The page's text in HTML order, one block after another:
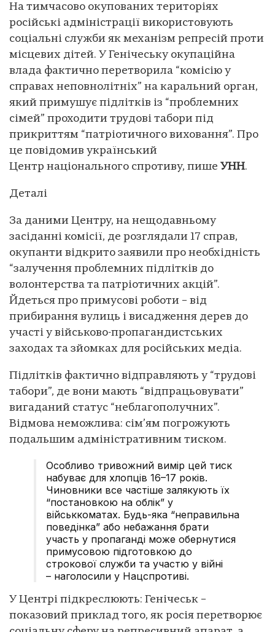
На тимчасово окупованих територіях
російські адміністрації використовують
соціальні служби як механізм репресій проти
місцевих дітей. У Генічеську окупаційна
влада фактично перетворила “комісію у
справах неповнолітніх” на каральний орган,
який примушує підлітків із “проблемних
сімей” проходити трудові табори під
прикриттям “патріотичного виховання”. Про
це повідомив український
Центр національного спротиву, пише УНН.
Деталі
За даними Центру, на нещодавньому
засіданні комісії, де розглядали 17 справ,
окупанти відкрито заявили про необхідність
“залучення проблемних підлітків до
волонтерства та патріотичних акцій”.
Йдеться про примусові роботи – від
прибирання вулиць і висадження дерев до
участі у військово-пропагандистських
заходах та зйомках для російських медіа.
Підлітків фактично відправляють у “трудові
табори”, де вони мають “відпрацьовувати”
вигаданий статус “неблагополучних”.
Відмова неможлива: сім’ям погрожують
подальшим адміністративним тиском.
Особливо тривожний вимір цей тиск
набуває для хлопців 16–17 років.
Чиновники все частіше залякують їх
“постановкою на облік” у
військкоматах. Будь-яка “неправильна
поведінка” або небажання брати
участь у пропаганді може обернутися
примусовою підготовкою до
строкової служби та участю у війні
– наголосили у Нацспротиві.
У Центрі підкреслюють: Генічеськ –
показовий приклад того, як росія перетворює